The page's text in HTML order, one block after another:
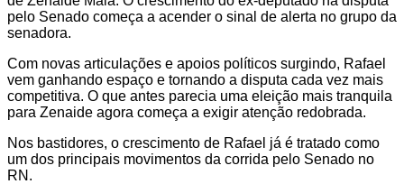
pelo Senado começa a acender o sinal de alerta no grupo da
senadora.
Com novas articulações e apoios políticos surgindo, Rafael
vem ganhando espaço e tornando a disputa cada vez mais
competitiva. O que antes parecia uma eleição mais tranquila
para Zenaide agora começa a exigir atenção redobrada.
Nos bastidores, o crescimento de Rafael já é tratado como
um dos principais movimentos da corrida pelo Senado no
RN.